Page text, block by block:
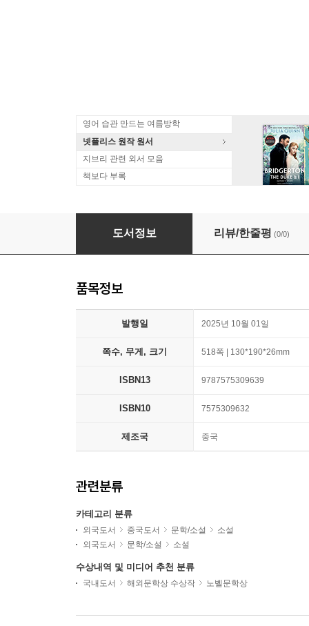
영어 습관 만드는 여름방학
넷플리스 원작 원서
지브리 관련 외서 모음
책보다 부록
뱅크하임 남작의 귀향 溫克海姆男爵返鄉 온극
도서정보 리뷰/한줄평 (0/0)
품목정보
발행일 2025년 10월 01일
쪽수, 무게, 크기 518쪽 | 130*190*26mm
ISBN13 9787575309639
ISBN10 7575309632
제조국 중국
관련분류
카테고리 분류
외국도서 중국도서 문학/소설
소설
외국도서
문학/소설 소설
수상내역 및 미디어 추천 분류
국내도서 해외문학상 수상작 노벨문학상